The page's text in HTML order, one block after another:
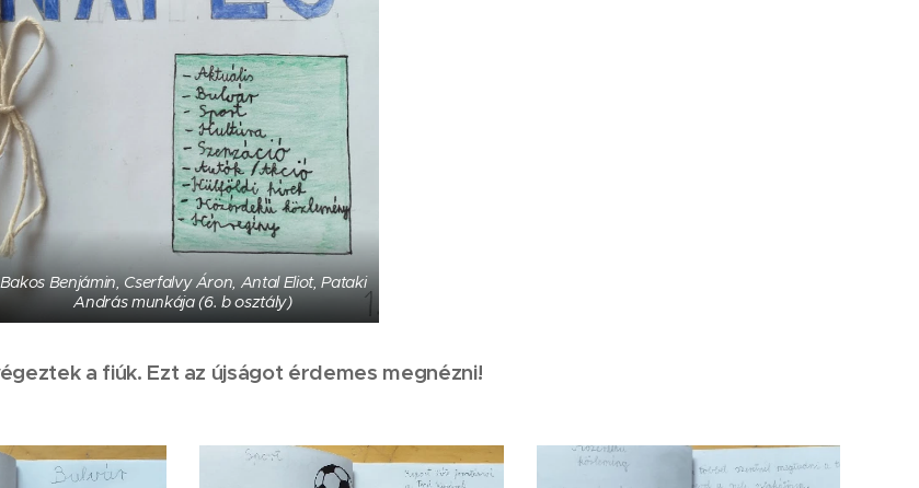
Bakos Benjámin, Cserfalvy Áron, Antal Eliot, Pataki
András munkája (6. b osztály)
a fiúk. Ezt az újságot érdemes megnézni!